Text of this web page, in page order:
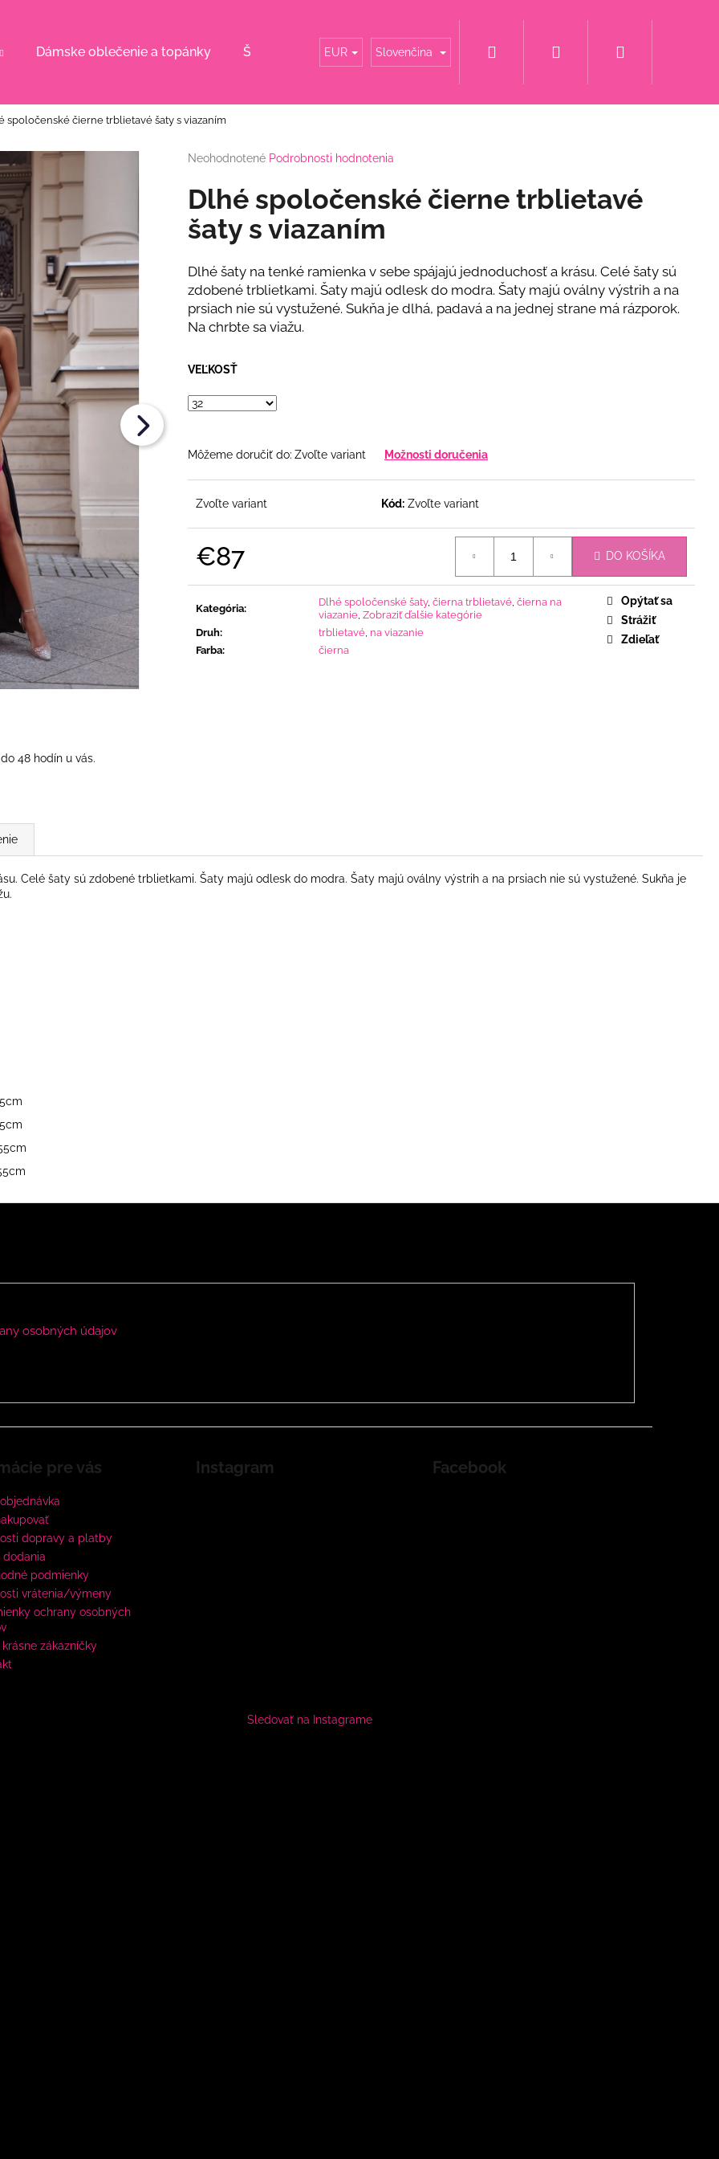
Dámske oblečenie a topánky Šaty pre svadobné mamy Šaty za super cenu Svadobné šaty
EUR Slovenčina Prihlásenie
spoločenské čierne trblietavé šaty s viazaním
Priemerné
produktu
je
0,0
z
hviezdičiek.
Neohodnotené Podrobnosti hodnotenia
Dlhé spoločenské čierne trblietavé
šaty s viazaním
Dlhé šaty na tenké ramienka v sebe spájajú jednoduchosť a krásu. Celé šaty sú
zdobené trblietkami. Šaty majú odlesk do modra. Šaty majú oválny výstrih a na
prsiach nie sú vystužené. Sukňa je dlhá, padavá a na jednej strane má rázporok.
Na chrbte sa viažu.
VEĽKOSŤ
Môžeme doručiť do: Zvoľte variant Možnosti doručenia
Zvoľte variant Kód: Zvoľte variant
€87 DO KOŠÍKA
Kategória:
Dlhé spoločenské šaty, čierna trblietavé čierna na
viazanie Zobraziť ďalšie kategórie
Druh: trblietavé na viazanie
Farba: čierna
Opýtať sa
Strážiť
Zdieľať
48 hodín u vás.
Celé šaty sú zdobené trblietkami. Šaty majú odlesk do modra. Šaty majú oválny výstrih a na prsiach nie sú vystužené. Sukňa je
Odporúčame
SPOLOČENSKÉ RUŽOVÉ ŠATY S
A PADNUTÝMI RAMENAMI
€90
osobných údajov
pre vás
dopravy a platby
dodania
podmienky
vrátenia/výmeny
ochrany osobných
krásne zákazníčky
Instagram
Sledovať na Instagrame
Facebook